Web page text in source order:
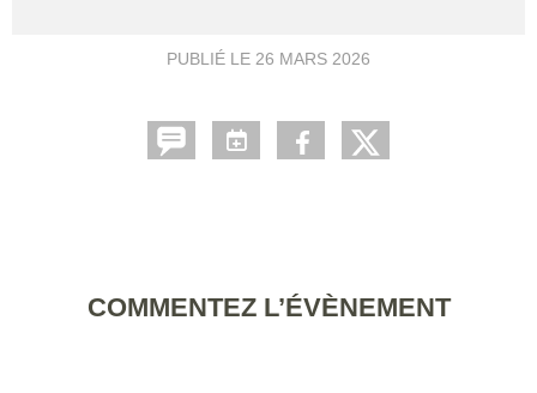
PUBLIÉ LE 26 MARS 2026
COMMENTEZ L’ÉVÈNEMENT